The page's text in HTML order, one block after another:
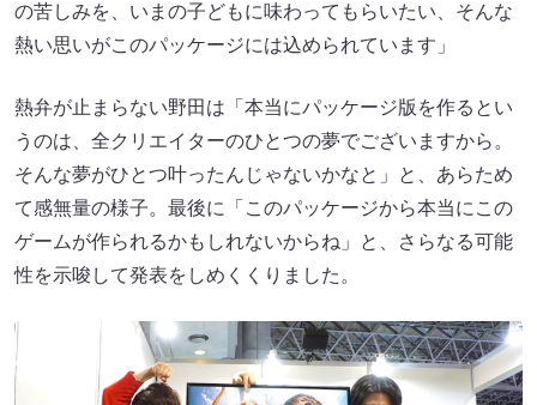
の苦しみを、いまの子どもに味わってもらいたい、そんな
熱い思いがこのパッケージには込められています」
熱弁が止まらない野田は「本当にパッケージ版を作るとい
うのは、全クリエイターのひとつの夢でございますから。
そんな夢がひとつ叶ったんじゃないかなと」と、あらため
て感無量の様子。最後に「このパッケージから本当にこの
ゲームが作られるかもしれないからね」と、さらなる可能
性を示唆して発表をしめくくりました。